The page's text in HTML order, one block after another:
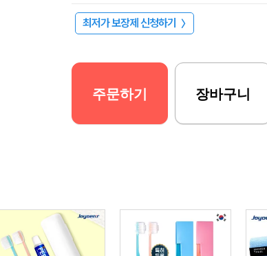
최저가 보장제 신청하기 〉
주문하기 장바구니